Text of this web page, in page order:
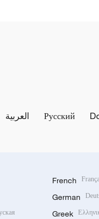
العربية Русский
French
German
Greek